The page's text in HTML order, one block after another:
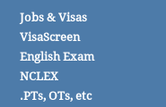
Jobs & Visas
VisaScreen
English Exam
NCLEX
PTs, OTs, etc.